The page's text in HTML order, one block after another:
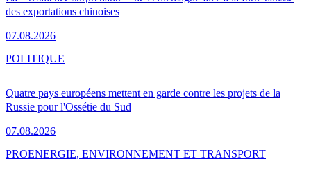
des exportations chinoises
07.08.2026
Quatre pays européens mettent en garde contre les projets de la
Russie pour l'Ossétie du Sud
07.08.2026
POLITIQUE
PROENERGIE, ENVIRONNEMENT ET TRANSPORT